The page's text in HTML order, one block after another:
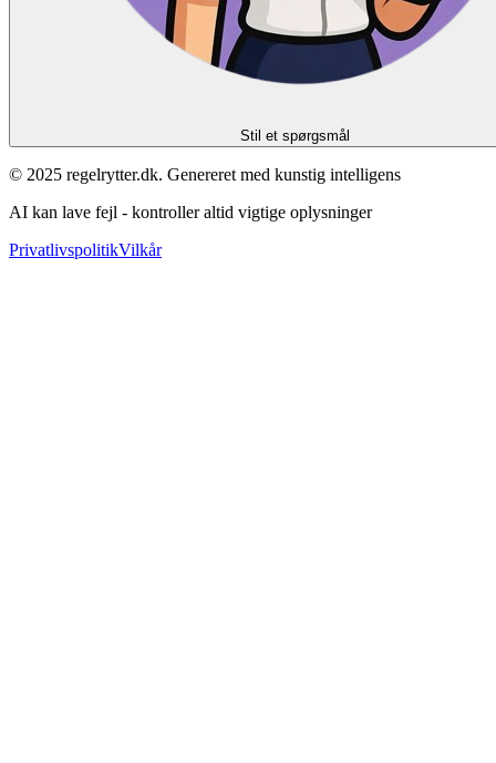
Stil et spørgsmål
© 2025 regelrytter.dk. Genereret med kunstig intelligens
AI kan lave fejl - kontroller altid vigtige oplysninger
PrivatlivspolitikVilkår